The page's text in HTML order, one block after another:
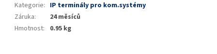
Kategorie: IP terminály pro kom.systémy
Záruka:
24 měsíců
Hmotnost: 0.95 kg